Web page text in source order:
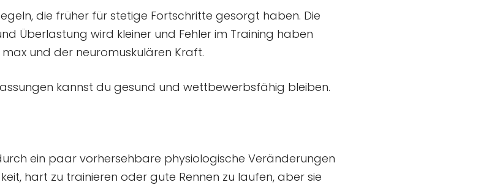
die früher für stetige Fortschritte gesorgt haben. Die
Überlastung wird kleiner und Fehler im Training haben
und der neuromuskulären Kraft.
kannst du gesund und wettbewerbsfähig bleiben.
ein paar vorhersehbare physiologische Veränderungen
hart zu trainieren oder gute Rennen zu laufen, aber sie